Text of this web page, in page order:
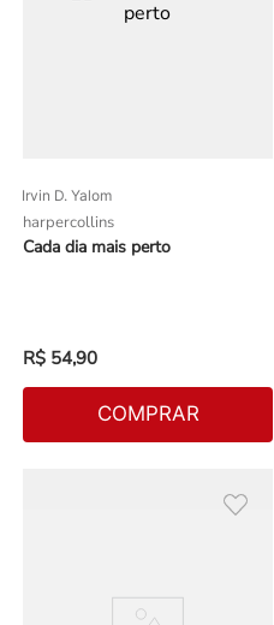
Irvin D. Yalom
harpercollins
Cada dia mais perto
R$ 54,90
COMPRAR